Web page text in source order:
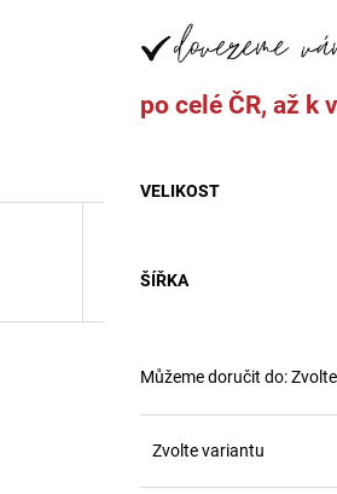
po celé ČR, až k
VELIKOST
ŠÍŘKA
Můžeme doručit do:
Zvolte variantu